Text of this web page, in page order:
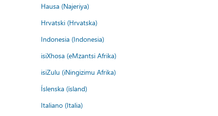
Hausa (Najeriya)
Hrvatski (Hrvatska)
Indonesia (Indonesia)
isiXhosa (eMzantsi Afrika)
isiZulu (iNingizimu Afrika)
Íslenska (ísland)
Italiano (Italia)